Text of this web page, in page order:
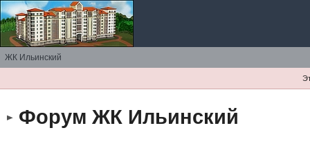
ЖК Ильинский
Форум ЖК Ильинский